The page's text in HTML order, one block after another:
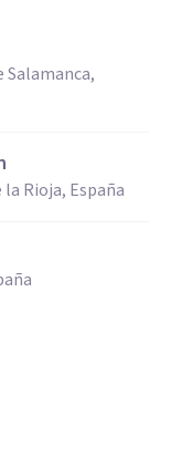
Salamanca,
Rioja, España